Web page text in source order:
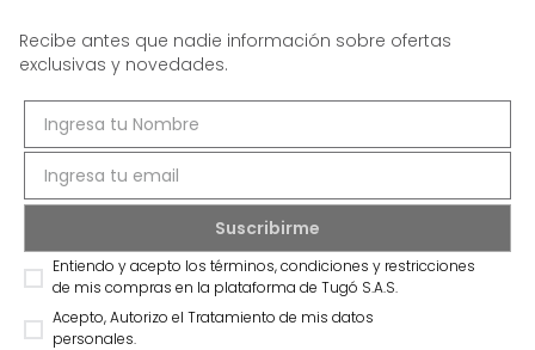
Recibe antes que nadie información sobre ofertas
exclusivas y novedades.
Entiendo y acepto los términos, condiciones y restricciones
de mis compras en la plataforma de Tugó S.A.S.
Acepto, Autorizo el Tratamiento de mis datos
personales.